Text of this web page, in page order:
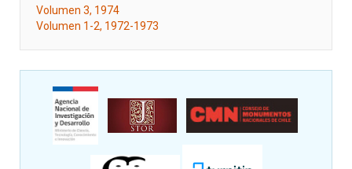
Volumen 3, 1974
Volumen 1-2, 1972-1973